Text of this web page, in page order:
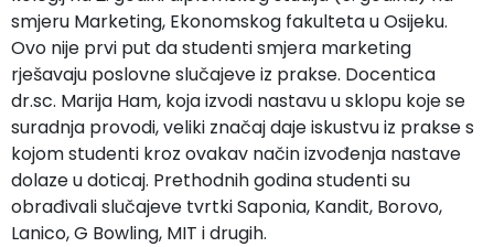
smjeru Marketing, Ekonomskog fakulteta u Osijeku.
Ovo nije prvi put da studenti smjera marketing
rješavaju poslovne slučajeve iz prakse. Docentica
dr.sc. Marija Ham, koja izvodi nastavu u sklopu koje se
suradnja provodi, veliki značaj daje iskustvu iz prakse s
kojom studenti kroz ovakav način izvođenja nastave
dolaze u doticaj. Prethodnih godina studenti su
obrađivali slučajeve tvrtki Saponia, Kandit, Borovo,
Lanico, G Bowling, MIT i drugih.